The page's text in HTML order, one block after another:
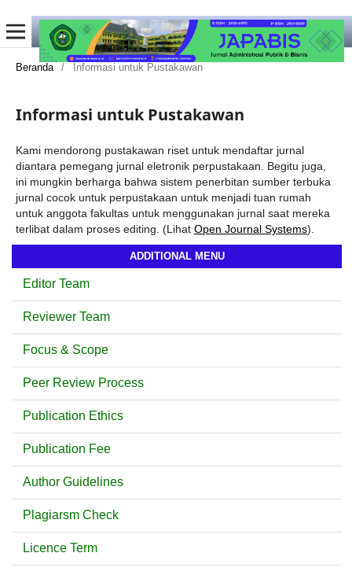
Beranda / Informasi untuk Pustakawan
Informasi untuk Pustakawan
Kami mendorong pustakawan riset untuk mendaftar jurnal
diantara pemegang jurnal eletronik perpustakaan. Begitu juga,
ini mungkin berharga bahwa sistem penerbitan sumber terbuka
jurnal cocok untuk perpustakaan untuk menjadi tuan rumah
untuk anggota fakultas untuk menggunakan jurnal saat mereka
terlibat dalam proses editing. (Lihat Open Journal Systems).
ADDITIONAL MENU
Editor Team
Reviewer Team
Focus & Scope
Peer Review Process
Publication Ethics
Publication Fee
Author Guidelines
Plagiarsm Check
Licence Term